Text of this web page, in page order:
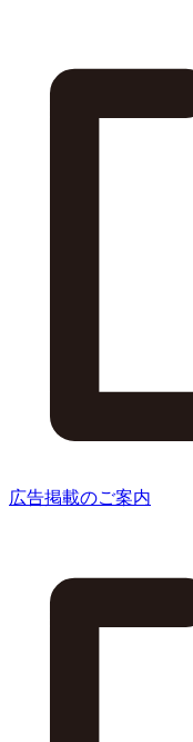
広告掲載のご案内